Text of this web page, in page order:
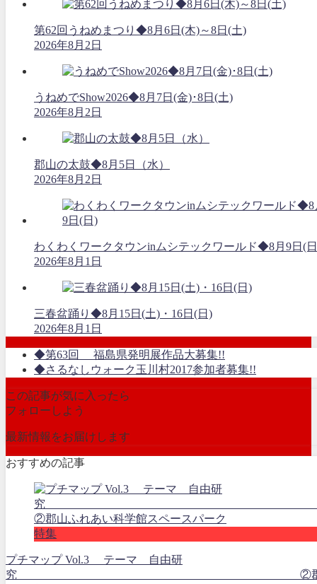
第62回うねめまつり◆8月6日(木)～8日(土)
2026年8月2日
うねめでShow2026◆8月7日(金)･8日(土)
2026年8月2日
郡山の太鼓◆8月5日（水）
2026年8月2日
わくわくワークタウンinムシテックワールド◆8月9日(
2026年8月1日
三春盆踊り◆8月15日(土)・16日(日)
2026年8月1日
◆第63回 福島県発明展作品大募集!!
◆さるなしウォーク玉川村2017参加者募集!!
この記事が気に入ったら
フォローしよう
最新情報をお届けします
おすすめの記事
特集
プチマップ Vol.3 テーマ 自由研
究 ②郡山ふ